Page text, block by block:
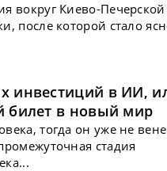
вокруг Киево-Печерской
после которой стало
инвестиций в ИИ,
билет в новый мир
тогда он уже не
стадия